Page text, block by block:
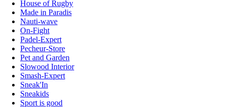
House of Rugby
Made in Paradis
Nauti-wave
On-Fight
Padel-Expert
Pecheur-Store
Pet and Garden
Slowood Interior
Smash-Expert
Sneak'In
Sneakids
Sport is good